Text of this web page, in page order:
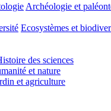
Archéologie et
Ecosystèmes et
des sciences
et nature
et agriculture